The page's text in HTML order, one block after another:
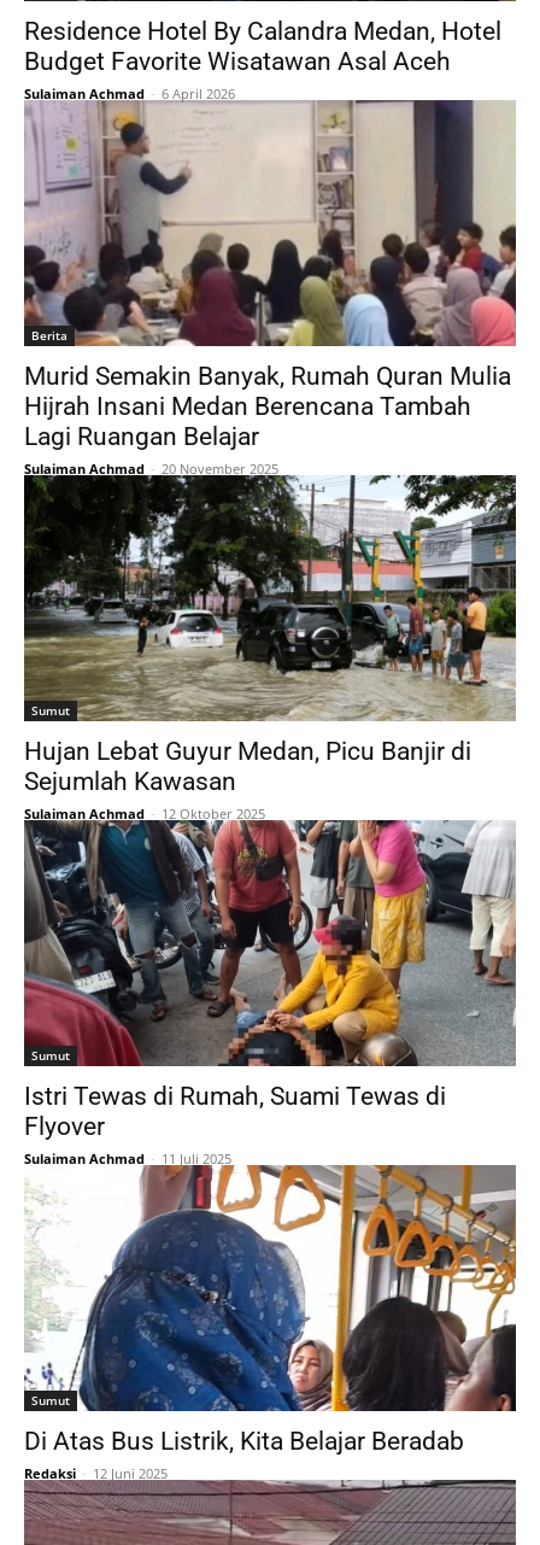
Residence Hotel By Calandra Medan, Hotel
Budget Favorite Wisatawan Asal Aceh
Sulaiman Achmad - 6 April 2026
Berita
Murid Semakin Banyak, Rumah Quran Mulia
Hijrah Insani Medan Berencana Tambah
Lagi Ruangan Belajar
Sulaiman Achmad - 20 November 2025
Sumut
Hujan Lebat Guyur Medan, Picu Banjir di
Sejumlah Kawasan
Sulaiman Achmad - 12 Oktober 2025
Sumut
Istri Tewas di Rumah, Suami Tewas di
Flyover
Sulaiman Achmad - 11 Juli 2025
Sumut
Di Atas Bus Listrik, Kita Belajar Beradab
Redaksi - 12 Juni 2025